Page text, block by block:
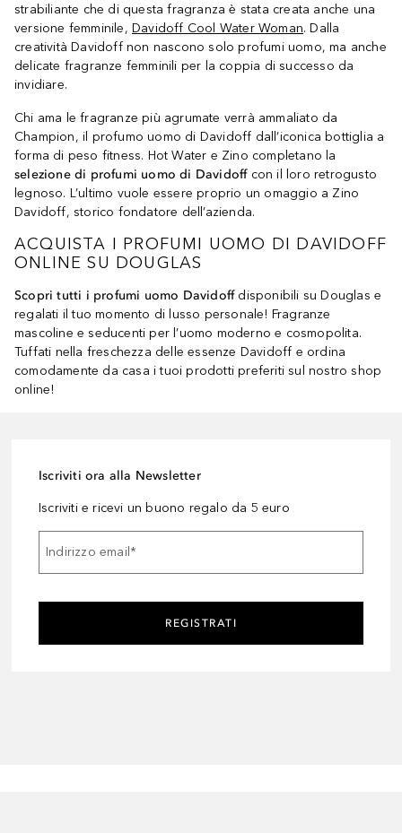
strabiliante che di questa fragranza è stata creata anche una
versione femminile, Davidoff Cool Water Woman. Dalla
creatività Davidoff non nascono solo profumi uomo, ma anche
delicate fragranze femminili per la coppia di successo da
invidiare.
Chi ama le fragranze più agrumate verrà ammaliato da
Champion, il profumo uomo di Davidoff dall’iconica bottiglia a
forma di peso fitness. Hot Water e Zino completano la
selezione di profumi uomo di Davidoffcon il loro retrogusto
legnoso. L’ultimo vuole essere proprio un omaggio a Zino
Davidoff, storico fondatore dell’azienda.
ACQUISTA I PROFUMI UOMO DI DAVIDOFF
ONLINE SU DOUGLAS
Scopri tutti i profumi uomo Davidoffdisponibili su Douglas e
regalati il tuo momento di lusso personale! Fragranze
mascoline e seducenti per l’uomo moderno e cosmopolita.
Tuffati nella freschezza delle essenze Davidoff e ordina
comodamente da casa i tuoi prodotti preferiti sul nostro shop
online!
Iscriviti ora alla Newsletter
Iscriviti e ricevi un buono regalo da 5 euro
Indirizzo email *
REGISTRATI